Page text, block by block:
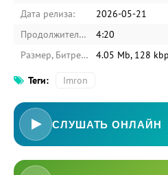
Дата релиза:
2026-05-21
Продолжительность:
4:20
Размер, Битрейт:
4.05 Mb, 128
Теги: Imron
СЛУШАТЬ ОНЛАЙН